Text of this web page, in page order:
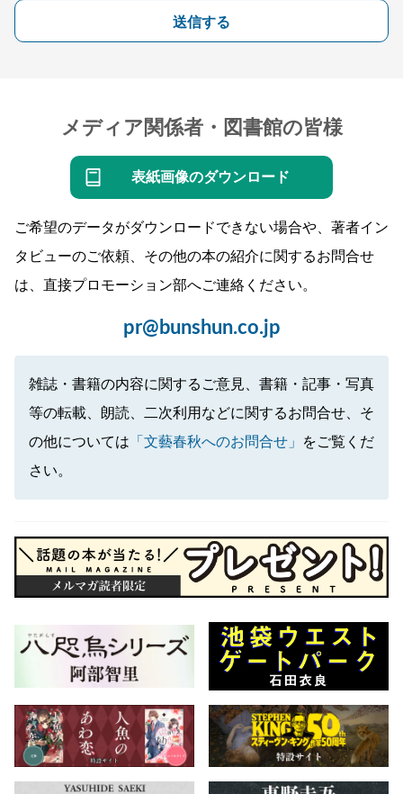
送信する
メディア関係者・図書館の皆様
表紙画像のダウンロード
ご希望のデータがダウンロードできない場合や、著者イン
タビューのご依頼、その他の本の紹介に関するお問合せ
は、直接プロモーション部へご連絡ください。
pr@bunshun.co.jp
雑誌・書籍の内容に関するご意見、書籍・記事・写真
等の転載、朗読、二次利用などに関するお問合せ、そ
の他については 「文藝春秋へのお問合せ」
をご覧くだ
さい。